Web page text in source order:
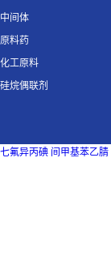
中间体
原料药
化工原料
硅烷偶联剂
七氟异丙碘 间甲基苯乙腈